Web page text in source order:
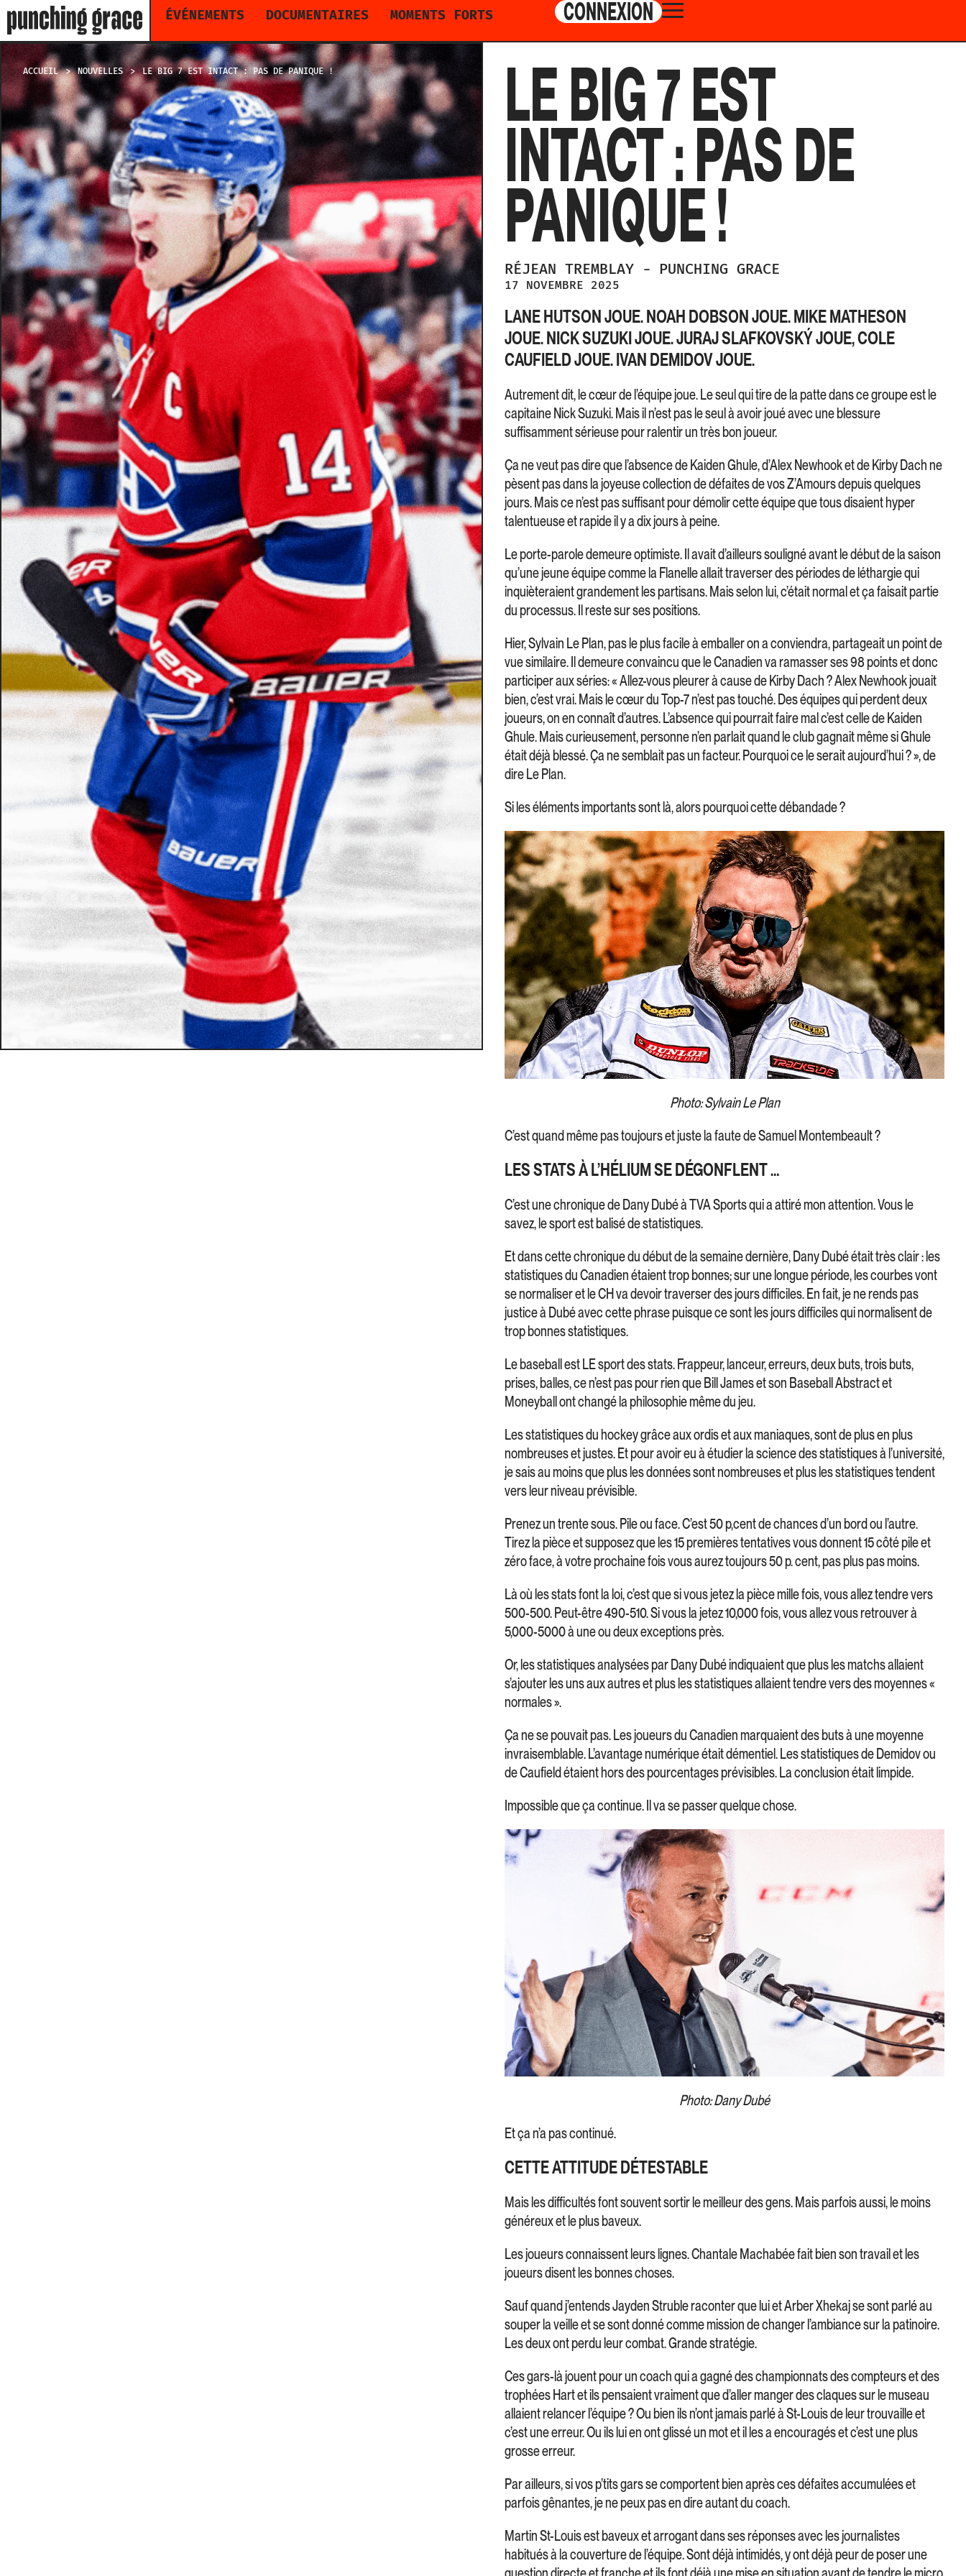
ÉVÉNEMENTS DOCUMENTAIRES MOMENTS FORTS CONNEXION
ACCUEIL NOUVELLES LE BIG 7 EST INTACT : PAS DE PANIQUE ! LE BIG 7 EST
INTACT : PAS DE
PANIQUE !
RÉJEAN TREMBLAY - PUNCHING GRACE
17 NOVEMBRE 2025
LANE HUTSON JOUE. NOAH DOBSON JOUE. MIKE MATHESON
JOUE. NICK SUZUKI JOUE. JURAJ SLAFKOVSKÝ JOUE, COLE
CAUFIELD JOUE. IVAN DEMIDOV JOUE.
Autrement dit, le cœur de l’équipe joue. Le seul qui tire de la patte dans ce groupe est le
capitaine Nick Suzuki. Mais il n’est pas le seul à avoir joué avec une blessure
suffisamment sérieuse pour ralentir un très bon joueur.
Ça ne veut pas dire que l’absence de Kaiden Ghule, d’Alex Newhook et de Kirby Dach ne
pèsent pas dans la joyeuse collection de défaites de vos Z’Amours depuis quelques
jours. Mais ce n’est pas suffisant pour démolir cette équipe que tous disaient hyper
talentueuse et rapide il y a dix jours à peine.
Le porte-parole demeure optimiste. Il avait d’ailleurs souligné avant le début de la saison
qu’une jeune équipe comme la Flanelle allait traverser des périodes de léthargie qui
inquièteraient grandement les partisans. Mais selon lui, c’était normal et ça faisait partie
du processus. Il reste sur ses positions.
Hier, Sylvain Le Plan, pas le plus facile à emballer on a conviendra, partageait un point de
vue similaire. Il demeure convaincu que le Canadien va ramasser ses 98 points et donc
participer aux séries: « Allez-vous pleurer à cause de Kirby Dach ? Alex Newhook jouait
bien, c’est vrai. Mais le cœur du Top-7 n’est pas touché. Des équipes qui perdent deux
joueurs, on en connaît d’autres. L’absence qui pourrait faire mal c’est celle de Kaiden
Ghule. Mais curieusement, personne n’en parlait quand le club gagnait même si Ghule
était déjà blessé. Ça ne semblait pas un facteur. Pourquoi ce le serait aujourd’hui ? », de
dire Le Plan.
Si les éléments importants sont là, alors pourquoi cette débandade ?
Photo: Sylvain Le Plan
C’est quand même pas toujours et juste la faute de Samuel Montembeault ?
LES STATS À L’HÉLIUM SE DÉGONFLENT …
C’est une chronique de Dany Dubé à TVA Sports qui a attiré mon attention. Vous le
savez, le sport est balisé de statistiques.
Et dans cette chronique du début de la semaine dernière, Dany Dubé était très clair : les
statistiques du Canadien étaient trop bonnes; sur une longue période, les courbes vont
se normaliser et le CH va devoir traverser des jours difficiles. En fait, je ne rends pas
justice à Dubé avec cette phrase puisque ce sont les jours difficiles qui normalisent de
trop bonnes statistiques.
Le baseball est LE sport des stats. Frappeur, lanceur, erreurs, deux buts, trois buts,
prises, balles, ce n’est pas pour rien que Bill James et son Baseball Abstract et
Moneyball ont changé la philosophie même du jeu.
Les statistiques du hockey grâce aux ordis et aux maniaques, sont de plus en plus
nombreuses et justes. Et pour avoir eu à étudier la science des statistiques à l’université,
je sais au moins que plus les données sont nombreuses et plus les statistiques tendent
vers leur niveau prévisible.
Prenez un trente sous. Pile ou face. C’est 50 p,cent de chances d’un bord ou l’autre.
Tirez la pièce et supposez que les 15 premières tentatives vous donnent 15 côté pile et
zéro face, à votre prochaine fois vous aurez toujours 50 p. cent, pas plus pas moins.
Là où les stats font la loi, c’est que si vous jetez la pièce mille fois, vous allez tendre vers
500-500. Peut-être 490-510. Si vous la jetez 10,000 fois, vous allez vous retrouver à
5,000-5000 à une ou deux exceptions près.
Or, les statistiques analysées par Dany Dubé indiquaient que plus les matchs allaient
s’ajouter les uns aux autres et plus les statistiques allaient tendre vers des moyennes «
normales ».
Ça ne se pouvait pas. Les joueurs du Canadien marquaient des buts à une moyenne
invraisemblable. L’avantage numérique était démentiel. Les statistiques de Demidov ou
de Caufield étaient hors des pourcentages prévisibles. La conclusion était limpide.
Impossible que ça continue. Il va se passer quelque chose.
Photo: Dany Dubé
Et ça n’a pas continué.
CETTE ATTITUDE DÉTESTABLE
Mais les difficultés font souvent sortir le meilleur des gens. Mais parfois aussi, le moins
généreux et le plus baveux.
Les joueurs connaissent leurs lignes. Chantale Machabée fait bien son travail et les
joueurs disent les bonnes choses.
Sauf quand j’entends Jayden Struble raconter que lui et Arber Xhekaj se sont parlé au
souper la veille et se sont donné comme mission de changer l’ambiance sur la patinoire.
Les deux ont perdu leur combat. Grande stratégie.
Ces gars-là jouent pour un coach qui a gagné des championnats des compteurs et des
trophées Hart et ils pensaient vraiment que d’aller manger des claques sur le museau
allaient relancer l’équipe ? Ou bien ils n’ont jamais parlé à St-Louis de leur trouvaille et
c’est une erreur. Ou ils lui en ont glissé un mot et il les a encouragés et c’est une plus
grosse erreur.
Par ailleurs, si vos p’tits gars se comportent bien après ces défaites accumulées et
parfois gênantes, je ne peux pas en dire autant du coach.
Martin St-Louis est baveux et arrogant dans ses réponses avec les journalistes
habitués à la couverture de l’équipe. Sont déjà intimidés, y ont déjà peur de poser une